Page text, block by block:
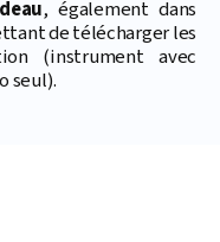
, également dans
de télécharger les
(instrument avec
seul).